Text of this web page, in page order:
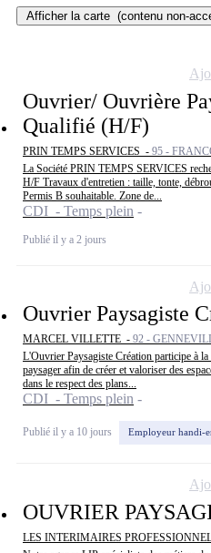
Afficher la carte (contenu non-
Ouvrier/ Ouvrière
Qualifié (H/F)
PRIN TEMPS SERVICES - 95 -
La Société PRIN TEMPS SERVICES
H/F Travaux d'entretien : taille, tonte,
Permis B souhaitable. Zone de...
CDI - Temps plein
Publié il y a 2 jours
Ouvrier Paysagiste
MARCEL VILLETTE - 92 -
L'Ouvrier Paysagiste Création participe à
paysager afin de créer et valoriser des
dans le respect des plans...
CDI - Temps plein
Publié il y a 10 jours Employeur handi-
OUVRIER
LES INTERIMAIRES